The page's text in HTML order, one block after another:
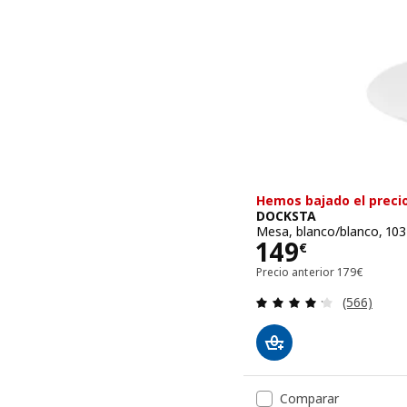
Hemos bajado el
DOCKSTA
Mesa, blanco/blanco,
149€
Precio 149€
Precio anterior 179€
Precio
Revisa:
(566)
Comparar